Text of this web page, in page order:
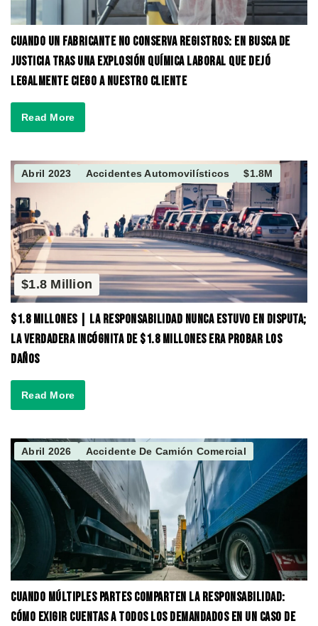
Cuando un fabricante no conserva registros: en busca de
justicia tras una explosión química laboral que dejó
legalmente ciego a nuestro cliente
Read More
Abril 2023 Accidentes Automovilísticos $1.8M
$1.8 Million
$1.8 Millones | La responsabilidad nunca estuvo en disputa;
la verdadera incógnita de $1.8 millones era probar los
daños
Read More
Abril 2026 Accidente De Camión Comercial
Cuando Múltiples Partes Comparten la Responsabilidad:
Cómo Exigir Cuentas a Todos los Demandados en un Caso de